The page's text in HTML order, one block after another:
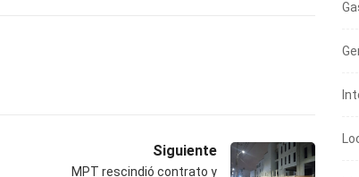
Siguiente
MPT rescindió contrato y